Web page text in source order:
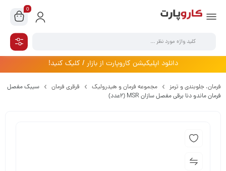
0
دانلود اپلیکیشن کاروپارت از بازار / کلیک کنید!
فرمان،‌ جلوبندی و ترمز مجموعه فرمان و هیدرولیک قرقری فرمان
سیبک مفصل
فرمان ماندو دنا برقی مفصل سازان MSR (2عدد)